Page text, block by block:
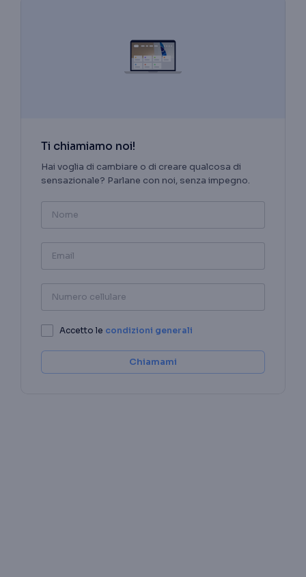
Ti chiamiamo noi!
Hai voglia di cambiare o di creare qualcosa di
sensazionale? Parlane con noi, senza impegno.
Nome
Email
Numero cellulare
Accetto le condizioni generali
Chiamami